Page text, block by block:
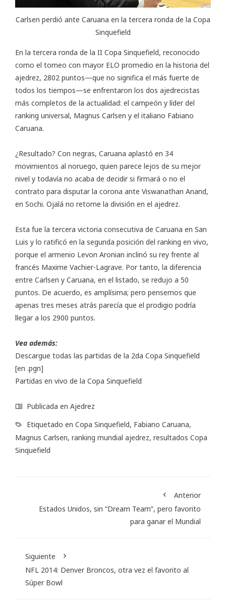
Carlsen perdió ante Caruana en la tercera ronda de la Copa
Sinquefield
En la tercera ronda de la II Copa Sinquefield, reconocido
como el torneo con mayor ELO promedio en la historia del
ajedrez, 2802 puntos—que no significa el más fuerte de
todos los tiempos—se enfrentaron los dos ajedrecistas
más completos de la actualidad: el campeón y líder del
ranking universal, Magnus Carlsen y el italiano Fabiano
Caruana.
¿Resultado? Con negras, Caruana aplastó en 34
movimientos al noruego, quien parece lejos de su mejor
nivel y todavía no acaba de decidir si firmará o no el
contrato para disputar la corona ante Viswanathan Anand,
en Sochi. Ojalá no retorne la división en el ajedrez.
Esta fue la tercera victoria consecutiva de Caruana en San
Luis y lo ratificó en la segunda posición del ranking en vivo,
porque el armenio Levon Aronian inclinó su rey frente al
francés Maxime Vachier-Lagrave. Por tanto, la diferencia
entre Carlsen y Caruana, en el listado, se redujo a 50
puntos. De acuerdo, es amplísima; pero pensemos que
apenas tres meses atrás parecía que el prodigio podría
llegar a los 2900 puntos.
Vea además:
Descargue todas las partidas de la 2da Copa Sinquefield
[en .pgn]
Partidas en vivo de la Copa Sinquefield
Publicada en Ajedrez
Etiquetado en Copa Sinquefield, Fabiano Caruana,
Magnus Carlsen, ranking mundial ajedrez, resultados Copa
Sinquefield
Anterior
Estados Unidos, sin “Dream Team”, pero favorito
para ganar el Mundial
Siguiente
NFL 2014: Denver Broncos, otra vez el favorito al
Súper Bowl